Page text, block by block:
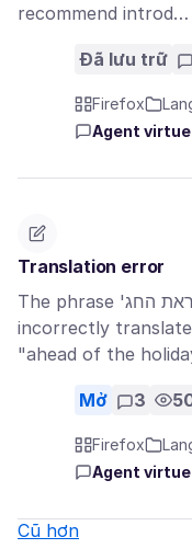
recommend introd…
Đã lưu trữ
Firefox
Agent virtuel
Translation error
The phrase 'לקראת החג' ahead of the holiday) is
incorrectly
"ahead of the
Mở 3
Firefox
Agent virtuel
Cũ hơn